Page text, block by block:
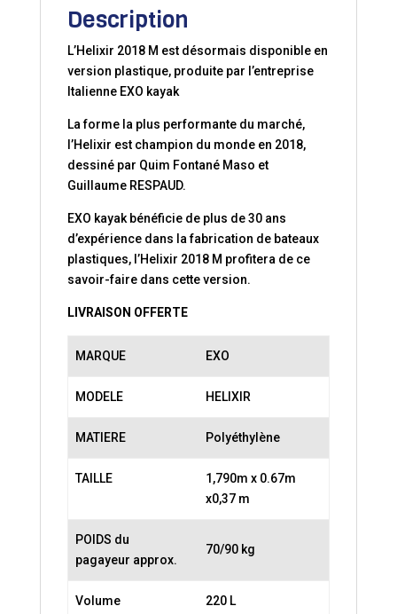
Description
L’Helixir 2018 M est désormais disponible en
version plastique, produite par l’entreprise
Italienne EXO kayak
La forme la plus performante du marché,
l’Helixir est champion du monde en 2018,
dessiné par Quim Fontané Maso et
Guillaume RESPAUD.
EXO kayak bénéficie de plus de 30 ans
d’expérience dans la fabrication de bateaux
plastiques, l’Helixir 2018 M profitera de ce
savoir-faire dans cette version.
LIVRAISON OFFERTE
MARQUE EXO
MODELE HELIXIR
MATIERE Polyéthylène
TAILLE
1,790m x 0.67m
x0,37 m
POIDS du
pagayeur approx.
70/90 kg
Volume 220 L